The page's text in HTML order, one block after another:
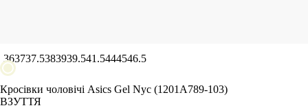
363737.5383939.541.5444546.5
Кросівки чоловічі Asics Gel Nyc (1201A789-103)
ВЗУТТЯ